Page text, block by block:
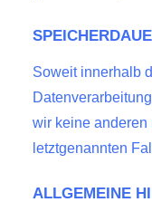
Soweit innerhalb
wir keine anderen
letztgenannten
ALLGEMEINE